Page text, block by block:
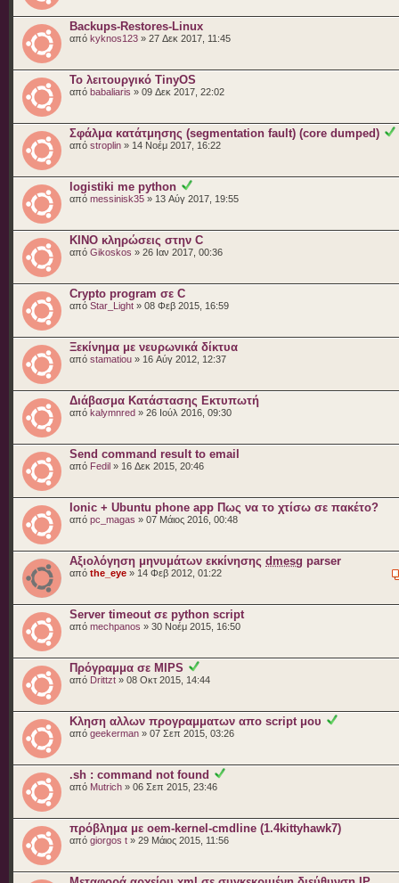
Backups-Restores-Linux
από kyknos123 » 27 Δεκ 2017, 11:45
Το λειτουργικό TinyOS
από babaliaris » 09 Δεκ 2017, 22:02
Σφάλμα κατάτμησης (segmentation fault) (core dumped)
από stroplin » 14 Νοέμ 2017, 16:22
logistiki me python
από messinisk35 » 13 Αύγ 2017, 19:55
KINO κληρώσεις στην C
από Gikoskos » 26 Ιαν 2017, 00:36
Crypto program σε C
από Star_Light » 08 Φεβ 2015, 16:59
Ξεκίνημα με νευρωνικά δίκτυα
από stamatiou » 16 Αύγ 2012, 12:37
Διάβασμα Κατάστασης Εκτυπωτή
από kalymnred » 26 Ιούλ 2016, 09:30
Send command result to email
από Fedil » 16 Δεκ 2015, 20:46
Ionic + Ubuntu phone app Πως να το χτίσω σε πακέτο?
από pc_magas » 07 Μάιος 2016, 00:48
Αξιολόγηση μηνυμάτων εκκίνησης dmesg parser
από the_eye » 14 Φεβ 2012, 01:22
Server timeout σε python script
από mechpanos » 30 Νοέμ 2015, 16:50
Πρόγραμμα σε MIPS
από Drittzt » 08 Οκτ 2015, 14:44
Κληση αλλων προγραμματων απο script μου
από geekerman » 07 Σεπ 2015, 03:26
.sh : command not found
από Mutrich » 06 Σεπ 2015, 23:46
πρόβλημα με oem-kernel-cmdline (1.4kittyhawk7)
από giorgos t » 29 Μάιος 2015, 11:56